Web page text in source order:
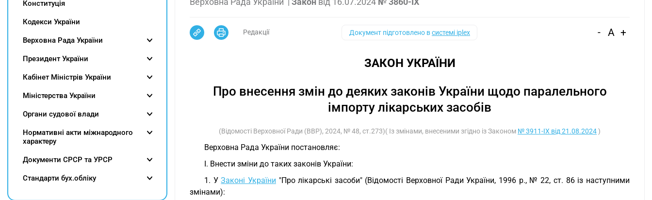
Редакції Документ підготовлено всистемі iplex - A +
ЗАКОН УКРАЇНИ
Про внесення змін до деяких законів України щодо паралельного
імпорту лікарських засобів
(Відомості Верховної Ради (ВВР), 2024, № 48, ст.273)( Із змінами, внесеними згідно із Законом № 3911-IX від 21.08.2024)
Верховна Рада України постановляє:
I. Внести зміни до таких законів України:
1. УЗаконі України "Про лікарські засоби" (Відомості Верховної Ради України, 1996 р., № 22, ст. 86 із наступними
змінами):
Конституція
Кодекси України
Верховна Рада України
Президент України
Кабінет Міністрів України
Міністерства України
Органи судової влади
Нормативні акти міжнародного
характеру
Документи СРСР та УРСР
Cтандарти бух.обліку